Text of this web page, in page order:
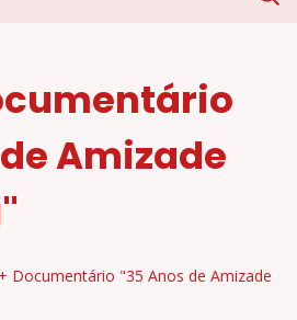
Amizade
Documentário "35 Anos de Amizade